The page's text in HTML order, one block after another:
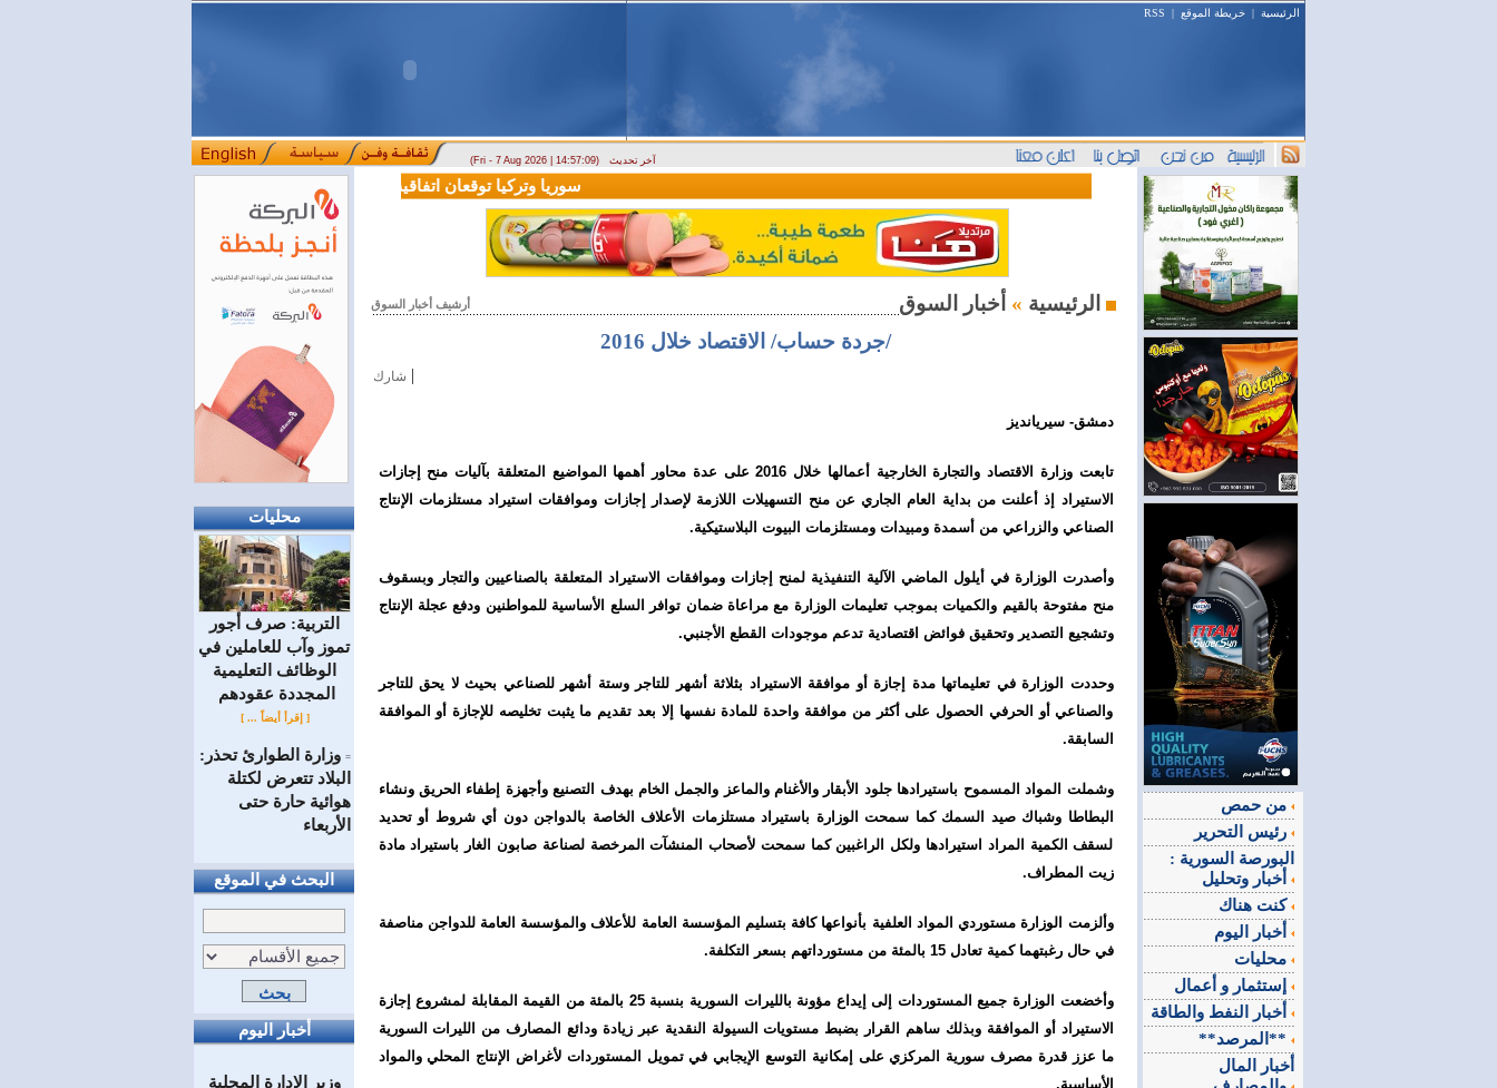
الرئيسية | خريطة الموقع |
RSS
(Fri - 7 Aug 2026 | 14:57:09) آخر تحديث
محليات
التربية: صرف أجور
تموز وآب للعاملين في
الوظائف ‏التعليمية
المجددة عقودهم ‏
[ إقرأ أيضاً ... ]
= وزارة الطوارئ تحذر:
البلاد تتعرض لكتلة
هوائية حارة حتى
الأربعاء
البحث في الموقع
أخبار اليوم
وزير الإدارة المحلية
سوريا وتركيا توقعان اتفاقية تعاون في مجالي التعليم العالي والبحث العلمي
أرشيف أخبار السوق الرئيسية »
/جردة حساب/ الاقتصاد خلال 2016
شارك |
دمشق- سيريانديز
تابعت وزارة الاقتصاد والتجارة الخارجية أعمالها خلال 2016 على عدة محاور أهمها المواضيع المتعلقة بآليات منح إجازات
الاستيراد إذ أعلنت من بداية العام الجاري عن منح التسهيلات اللازمة لإصدار إجازات وموافقات استيراد مستلزمات الإنتاج
الصناعي والزراعي من أسمدة ومبيدات ومستلزمات البيوت البلاستيكية.
وأصدرت الوزارة في أيلول الماضي الآلية التنفيذية لمنح إجازات وموافقات الاستيراد المتعلقة بالصناعيين والتجار وبسقوف
منح مفتوحة بالقيم والكميات بموجب تعليمات الوزارة مع مراعاة ضمان توافر السلع الأساسية للمواطنين ودفع عجلة الإنتاج
وتشجيع التصدير وتحقيق فوائض اقتصادية تدعم موجودات القطع الأجنبي.
وحددت الوزارة في تعليماتها مدة إجازة أو موافقة الاستيراد بثلاثة أشهر للتاجر وستة أشهر للصناعي بحيث لا يحق للتاجر
والصناعي أو الحرفي الحصول على أكثر من موافقة واحدة للمادة نفسها إلا بعد تقديم ما يثبت تخليصه للإجازة أو الموافقة
السابقة.
وشملت المواد المسموح باستيرادها جلود الأبقار والأغنام والماعز والجمل الخام بهدف التصنيع وأجهزة إطفاء الحريق ونشاء
البطاطا وشباك صيد السمك كما سمحت الوزارة باستيراد مستلزمات الأعلاف الخاصة بالدواجن دون أي شروط أو تحديد
لسقف الكمية المراد استيرادها ولكل الراغبين كما سمحت لأصحاب المنشآت المرخصة لصناعة صابون الغار باستيراد مادة
زيت المطراف.
وألزمت الوزارة مستوردي المواد العلفية بأنواعها كافة بتسليم المؤسسة العامة للأعلاف والمؤسسة العامة للدواجن مناصفة
في حال رغبتهما كمية تعادل 15 بالمئة من مستورداتهم بسعر التكلفة.
وأخضعت الوزارة جميع المستوردات إلى إيداع مؤونة بالليرات السورية بنسبة 25 بالمئة من القيمة المقابلة لمشروع إجازة
الاستيراد أو الموافقة وبذلك ساهم القرار بضبط مستويات السيولة النقدية عبر زيادة ودائع المصارف من الليرات السورية
ما عزز قدرة مصرف سورية المركزي على إمكانية التوسع الإيجابي في تمويل المستوردات لأغراض الإنتاج المحلي والمواد
الأساسية.
البورصة السورية :
كنت هناك
**المرصد**
أخبار المال